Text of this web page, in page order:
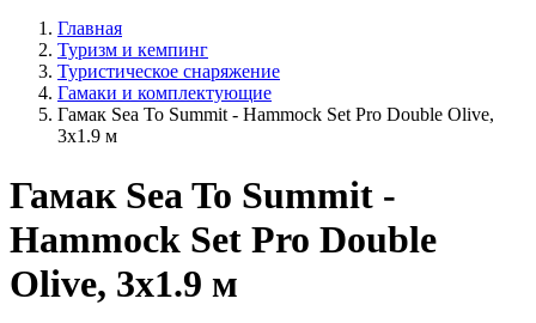
Главная
Туризм и кемпинг
Туристическое снаряжение
Гамаки и комплектующие
Гамак Sea To Summit - Hammock Set Pro Double Olive,
3х1.9 м
Гамак Sea To Summit -
Hammock Set Pro Double
Olive, 3х1.9 м